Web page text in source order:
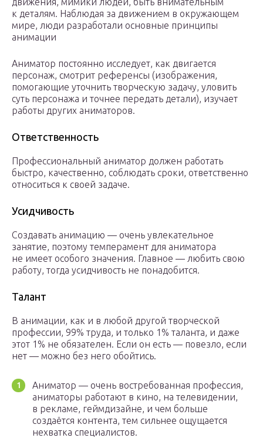
к деталям. Наблюдая за движением в окружающем
мире, люди разработали основные принципы
анимации
Аниматор постоянно исследует, как двигается
персонаж, смотрит референсы (изображения,
помогающие уточнить творческую задачу, уловить
суть персонажа и точнее передать детали), изучает
работы других аниматоров.
Ответственность
Профессиональный аниматор должен работать
быстро, качественно, соблюдать сроки, ответственно
относиться к своей задаче.
Усидчивость
Создавать анимацию — очень увлекательное
занятие, поэтому темперамент для аниматора
не имеет особого значения. Главное — любить свою
работу, тогда усидчивость не понадобится.
Талант
В анимации, как и в любой другой творческой
профессии, 99% труда, и только 1% таланта, и даже
этот 1% не обязателен. Если он есть — повезло, если
нет — можно без него обойтись.
Аниматор — очень востребованная профессия,
аниматоры работают в кино, на телевидении,
в рекламе, геймдизайне, и чем больше
создаётся контента, тем сильнее ощущается
нехватка специалистов.